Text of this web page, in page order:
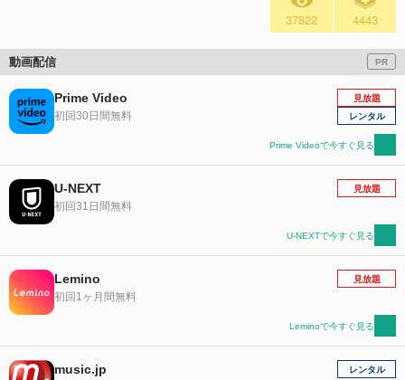
37822 4443
動画配信 PR
Prime Video
初回30日間無料
見放題
レンタル
Prime Videoで今すぐ見る
U-NEXT
初回31日間無料
見放題
U-NEXTで今すぐ見る
Lemino
初回1ヶ月間無料
見放題
Leminoで今すぐ見る
music.jp レンタル